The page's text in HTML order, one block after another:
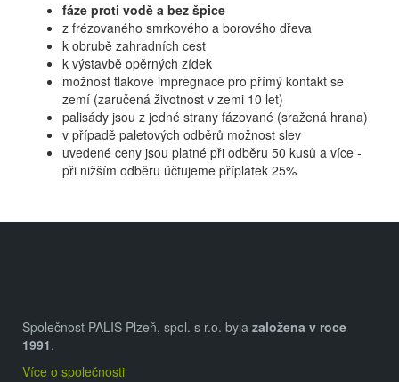
fáze proti vodě a bez špice
z frézovaného smrkového a borového dřeva
k obrubě zahradních cest
k výstavbě opěrných zídek
možnost tlakové impregnace pro přímý kontakt se
zemí (zaručená životnost v zemi 10 let)
palisády jsou z jedné strany fázované (sražená hrana)
v případě paletových odběrů možnost slev
uvedené ceny jsou platné při odběru 50 kusů a více -
při nižším odběru účtujeme příplatek 25%
Společnost PALIS Plzeň, spol. s r.o. byla založena v roce
1991.
Více o společnosti